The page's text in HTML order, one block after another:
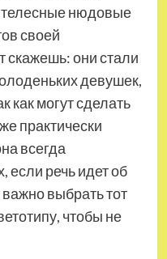
телесные нюдовые
своей
скажешь: они стали
девушек,
как могут сделать
практически
всегда
если речь идет об
выбрать тот
чтобы не